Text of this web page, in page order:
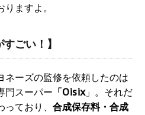
ますよ。
ごい！】
ネーズの監修を依頼したのは
門スーパー 「Oisix」。それだ
ており、 合成保存料・合成